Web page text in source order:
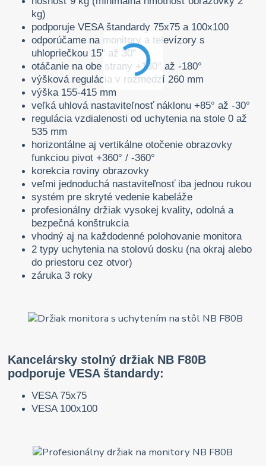
kg)
podporuje VESA štandardy 75x75 a 100x100
odporúčame na monitory a televízory s
uhlopriečkou 15" až 30"
otáčanie na obe strany +180° až -180°
výšková regulácia v rozmedzí 260 mm
výška 155-415 mm
veľká uhlová nastaviteľnosť náklonu +85° až -30°
regulácia vzdialenosti od uchytenia na stole 0 až
535 mm
horizontálne aj vertikálne otočenie obrazovky
funkciou pivot +360° / -360°
korekcia roviny obrazovky
veľmi jednoduchá nastaviteľnosť iba jednou rukou
systém pre skryté vedenie kabeláže
profesionálny držiak vysokej kvality, odolná a
bezpečná konštrukcia
vhodný aj na každodenné polohovanie monitora
2 typy uchytenia na stolovú dosku (na okraj alebo
do priestoru cez otvor)
záruka 3 roky
Kancelársky stolný držiak NB F80B
podporuje VESA štandardy:
VESA 75x75
VESA 100x100